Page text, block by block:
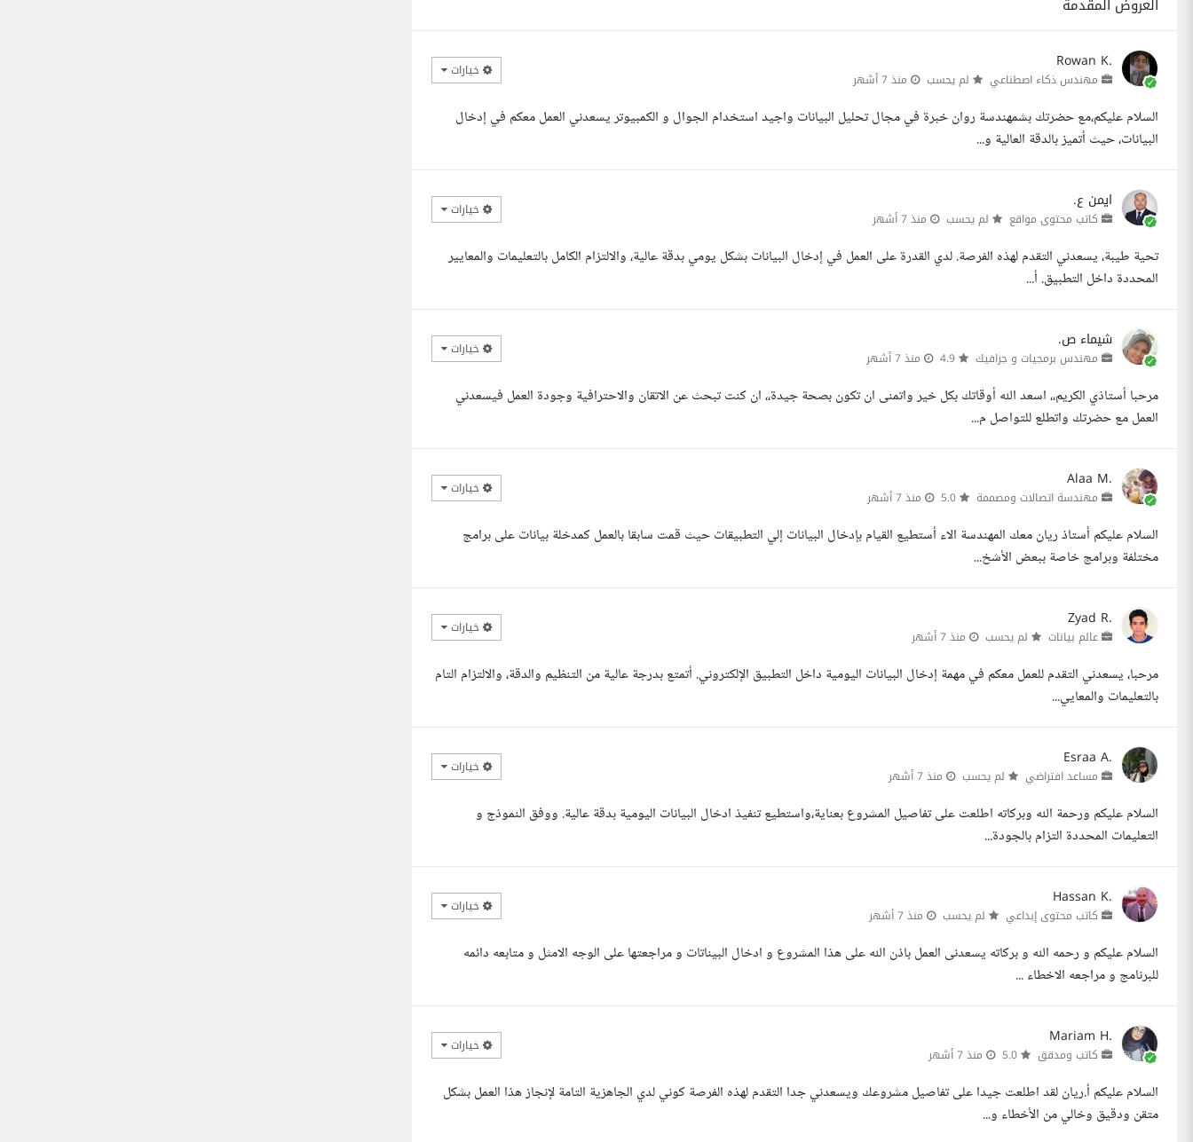
العروض المقدمة
Rowan K.
مهندس ذكاء اصطناعي لم يحسب منذ 7 أشهر خيارات
السلام عليكم،مع حضرتك بشمهندسة روان خبرة في مجال تحليل البيانات واجيد استخدام الجوال و الكمبيوتر يسعدني العمل معكم في إدخال
البيانات، حيث أتميز بالدقة العالية و...
ايمن ع.
كاتب محتوى مواقع لم يحسب منذ 7 أشهر خيارات
تحية طيبة، يسعدني التقدم لهذه الفرصة. لدي القدرة على العمل في إدخال البيانات بشكل يومي بدقة عالية، والالتزام الكامل بالتعليمات والمعايير
المحددة داخل التطبيق. أ...
شيماء ص.
مهندس برمجيات و جرافيك منذ 7 أشهر خيارات
مرحبا أستاذي الكريم،، اسعد الله أوقاتك بكل خير واتمنى ان تكون بصحة جيدة،، ان كنت تبحث عن الاتقان والاحترافية وجودة العمل فيسعدني
العمل مع حضرتك واتطلع للتواصل م...
Alaa M.
مهندسة اتصالات ومصممة منذ 7 أشهر خيارات
السلام عليكم أستاذ ريان معك المهندسة الاء أستطيع القيام بإدخال البيانات إلي التطبيقات حيث قمت سابقا بالعمل كمدخلة بيانات على برامج
مختلفة وبرامج خاصة ببعض الأشخ...
Zyad R.
عالم بيانات لم يحسب منذ 7 أشهر خيارات
مرحبا، يسعدني التقدم للعمل معكم في مهمة إدخال البيانات اليومية داخل التطبيق الإلكتروني. أتمتع بدرجة عالية من التنظيم والدقة، والالتزام التام
بالتعليمات والمعايي...
Esraa A.
مساعد افتراضي لم يحسب منذ 7 أشهر خيارات
السلام عليكم ورحمة الله وبركاته اطلعت على تفاصيل المشروع بعناية،واستطيع تنفيذ ادخال البيانات اليومية بدقة عالية. ووفق النموذج و
التعليمات المحددة التزام بالجودة...
Hassan K.
كاتب محتوى إبداعي لم يحسب منذ 7 أشهر خيارات
السلام عليكم و رحمه الله و بركاته يسعدنى العمل باذن الله على هذا المشروع و ادخال البيناتات و مراجعتها على الوجه الامثل و متابعه دائمه
للبرنامج و مراجعه الاخطاء ...
Mariam H.
كاتب ومدقق منذ 7 أشهر خيارات
السلام عليكم أ.ريان لقد اطلعت جيدا على تفاصيل مشروعك ويسعدني جدا التقدم لهذه الفرصة كوني لدي الجاهزية التامة لإنجاز هذا العمل بشكل
متقن ودقيق وخالي من الأخطاء و...